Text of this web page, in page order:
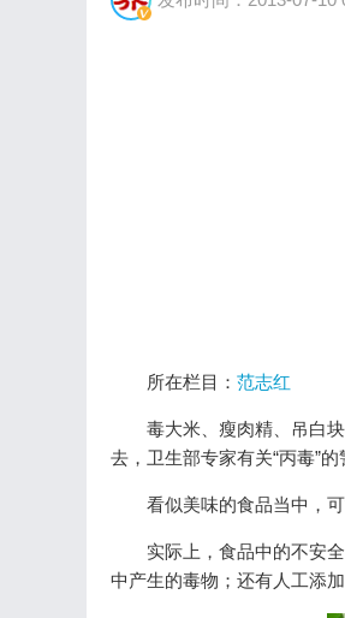
所在栏目： 范志红
毒大米、瘦肉精、吊白
去，卫生部专家有关“丙毒”
看似美味的食品当中，
实际上，食品中的不安
中产生的毒物；还有人工添加